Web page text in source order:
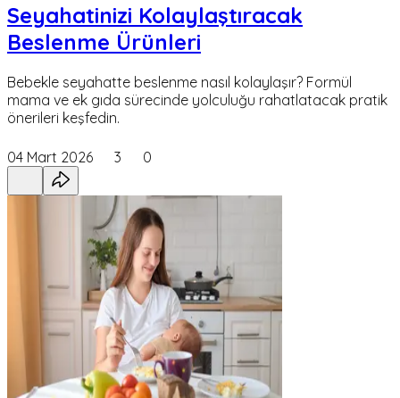
Seyahatinizi Kolaylaştıracak
Beslenme Ürünleri
Bebekle seyahatte beslenme nasıl kolaylaşır? Formül
mama ve ek gıda sürecinde yolculuğu rahatlatacak pratik
önerileri keşfedin.
04 Mart 2026 3 0